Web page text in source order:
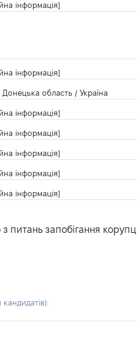
інформація]
інформація]
область / Україна
інформація]
інформація]
інформація]
інформація]
інформація]
запобігання
: